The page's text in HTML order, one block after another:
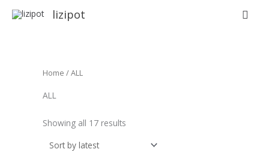
Skip
lizipot
Home / ALL
ALL
Showing all 17 results